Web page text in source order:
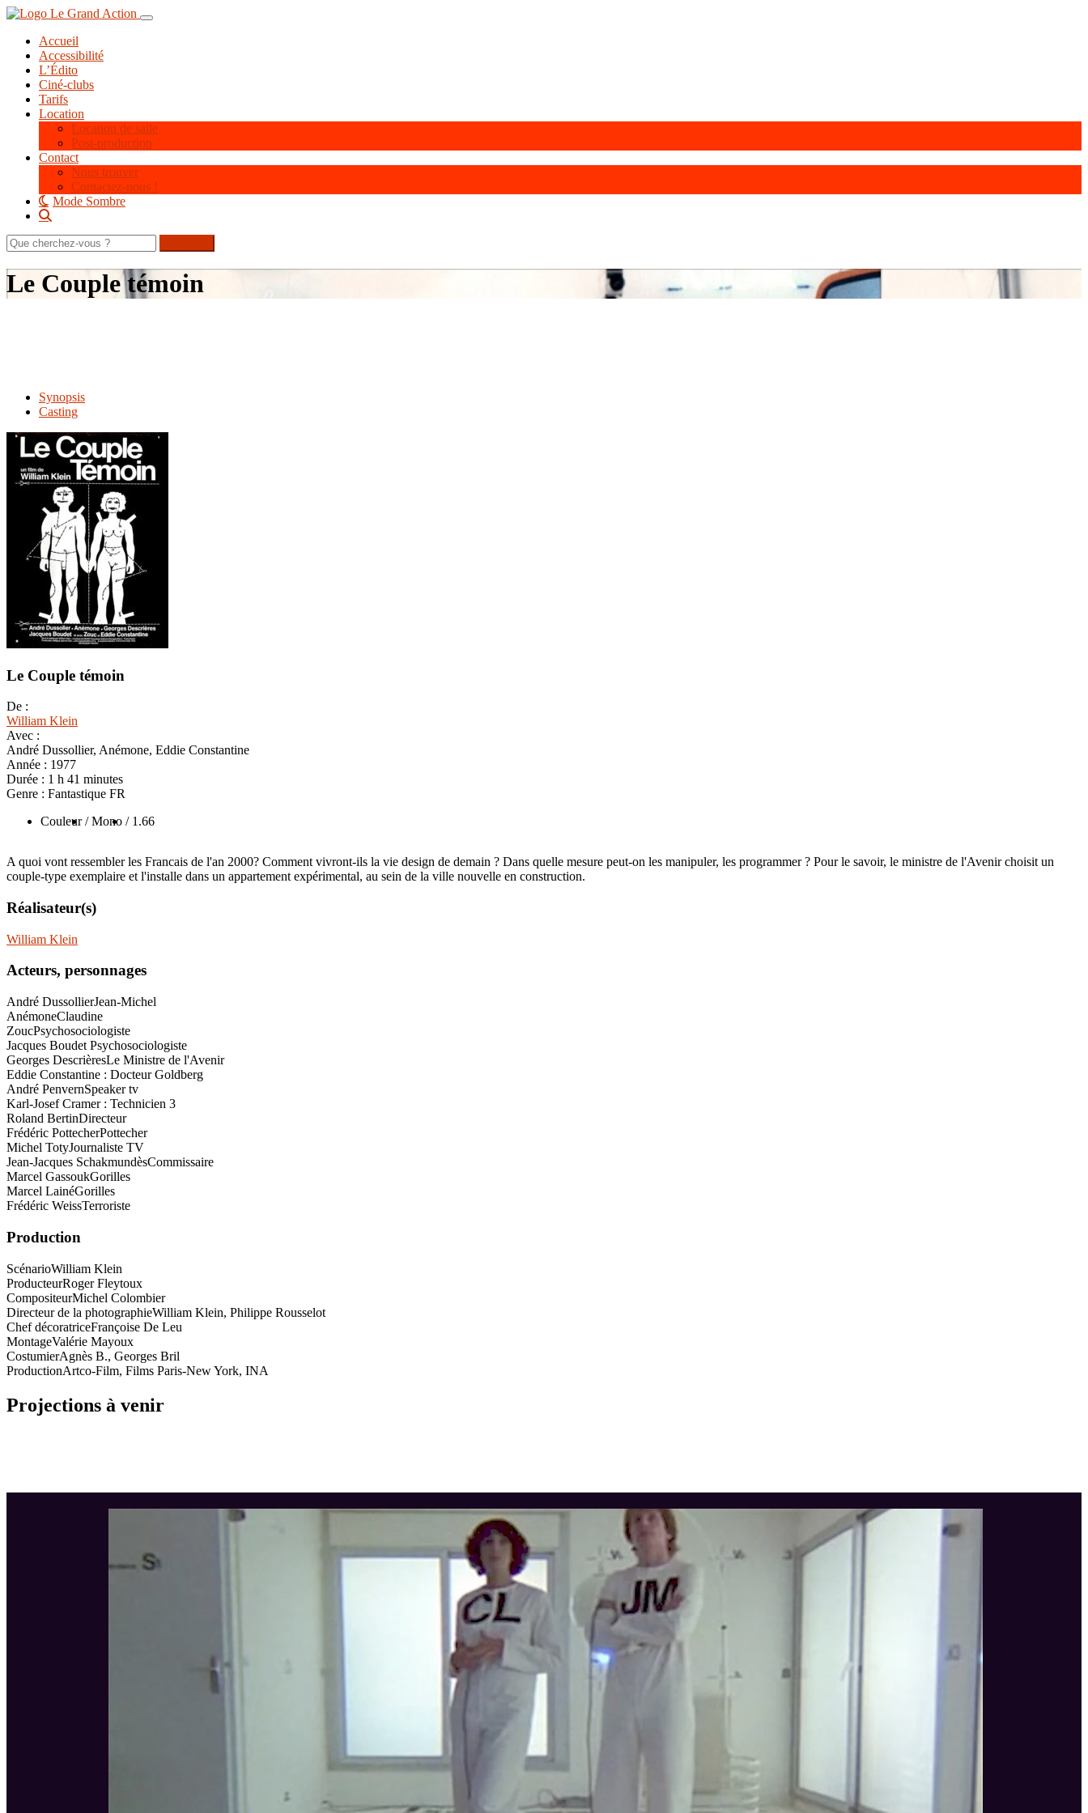
Aller
contenu
principal
Toggle navigation
Accueil
Accessibilité
L’Édito
Ciné-clubs
Tarifs
Location
Location de salle
Post-production
Contact
Nous trouver
Contactez-nous !
Mode Sombre
Rechercher
sur
le
site
Le Couple témoin
Synopsis
Casting
Le Couple témoin
De :
William Klein
Avec :
André Dussollier, Anémone, Eddie Constantine
Année : 1977
Durée : 1 h 41 minutes
Genre : Fantastique FR
Couleur / Mono / 1.66
A quoi vont ressembler les Francais de l'an 2000? Comment vivront-ils la vie design de demain ? Dans quelle mesure peut-on les manipuler, les programmer ? Pour le savoir, le ministre de l'Avenir choisit un
couple-type exemplaire et l'installe dans un appartement expérimental, au sein de la ville nouvelle en construction.
Réalisateur(s)
William Klein
Acteurs, personnages
André DussollierJean-Michel
AnémoneClaudine
ZoucPsychosociologiste
Jacques Boudet Psychosociologiste
Georges DescrièresLe Ministre de l'Avenir
Eddie Constantine : Docteur Goldberg
André PenvernSpeaker tv
Karl-Josef Cramer : Technicien 3
Roland BertinDirecteur
Frédéric PottecherPottecher
Michel TotyJournaliste TV
Jean-Jacques SchakmundèsCommissaire
Marcel GassoukGorilles
Marcel LainéGorilles
Frédéric WeissTerroriste
Production
ScénarioWilliam Klein
ProducteurRoger Fleytoux
CompositeurMichel Colombier
Directeur de la photographieWilliam Klein, Philippe Rousselot
Chef décoratriceFrançoise De Leu
MontageValérie Mayoux
CostumierAgnès B., Georges Bril
ProductionArtco-Film, Films Paris-New York, INA
Projections à venir